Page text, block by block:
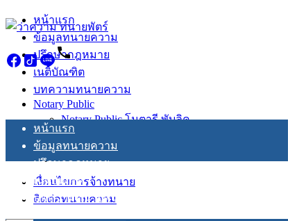
Skip
to
content
หน้าแรก
ข้อมูลทนายความ
ปรึกษากฎหมาย
เนติบัณฑิต
บทความทนายความ
หน้าแรก
ข้อมูลทนายความ
ปรึกษากฎหมาย
เนติบัณฑิต
บทความทนายความ
Notary Public
Notary Public โนตารี พับลิค
ทนายความผู้ทำคำรับรองลายมือชื่อและเอกสาร
เงื่อนไขการจ้างทนาย
ติดต่อทนายความ